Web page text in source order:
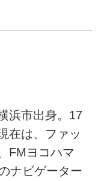
を、ティーキュレ
（『天然生活』
浜市出身。17
在は、ファッ
FMヨコハマ
ナビゲーター